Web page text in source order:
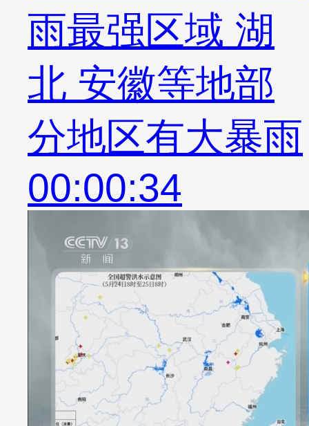
雨最强区域 湖
北 安徽等地部
分地区有大暴雨
00:00:34